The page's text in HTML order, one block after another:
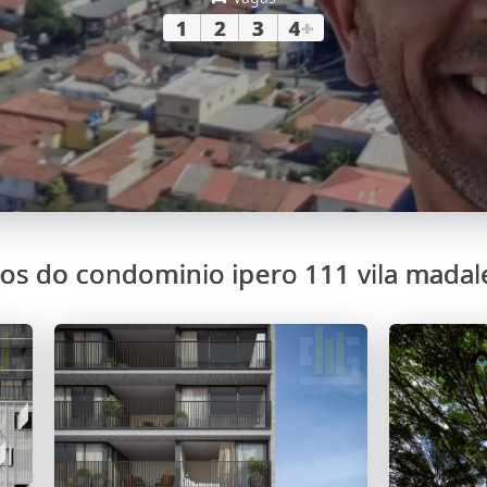
1 2 3 4+
do condominio ipero 111 vila